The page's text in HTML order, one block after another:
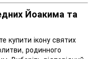
Йоакима та
купити ікону святих
родинного